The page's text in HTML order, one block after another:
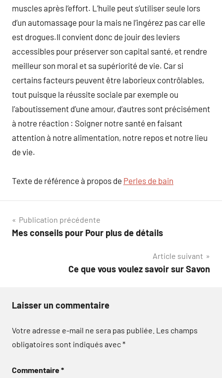
muscles après l’effort. L’huile peut s’utiliser seule lors
d’un automassage pour la mais ne l’ingérez pas car elle
est drogues.Il convient donc de jouir des leviers
accessibles pour préserver son capital santé, et rendre
meilleur son moral et sa supériorité de vie. Car si
certains facteurs peuvent être laborieux contrôlables,
tout puisque la réussite sociale par exemple ou
l’aboutissement d’une amour, d’autres sont précisément
à notre réaction : Soigner notre santé en faisant
attention à notre alimentation, notre repos et notre lieu
de vie.
Texte de référence à propos de Perles de bain
Navigation
de
Publication précédente
Mes conseils pour Pour plus de détails
Article suivant
Ce que vous voulez savoir sur Savon
Laisser un commentaire
Votre adresse e-mail ne sera pas publiée. Les champs
obligatoires sont indiqués avec*
Commentaire*